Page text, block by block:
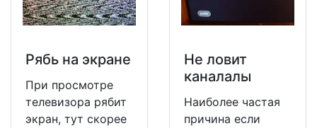
Рябь на экране
При просмотре
телевизора рябит
экран, тут скорее
Не ловит
каналалы
Наиболее частая
причина если